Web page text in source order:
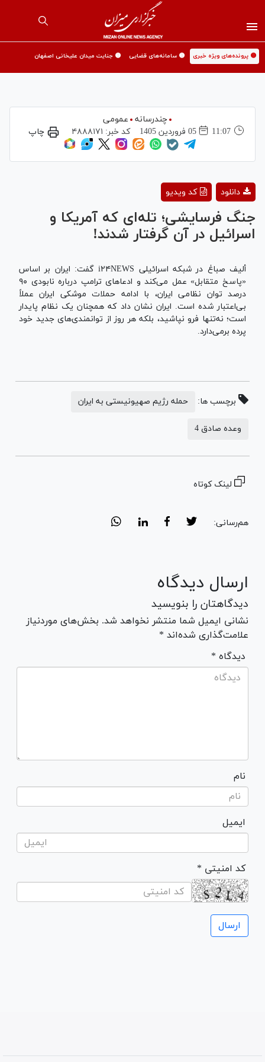
🟡 پرونده‌های ویژه خبری 🟡 سامانه‌های قضایی 🟡 جنایت میدان علیخانی اصفهان
چندرسانه
عمومی
11:07
05 فروردين 1405 کد خبر: ۴۸۸۸۱۷۱ چاپ
Video
کد ویدیو دانلود
جنگ فرسایشی؛ تله‌ای که آمریکا و
اسرائیل در آن گرفتار شدند!
ألیف صباغ در شبكه اسرائیلی i۲۴NEWS گفت: ایران بر اساس
«پاسخ متقابل» عمل می‌کند و ادعاهای ترامپ درباره نابودی ۹۰
درصد توان نظامی ایران، با ادامه حملات موشکی ایران عملاً
بی‌اعتبار شده است. ایران نشان داد که همچنان یک نظام پایدار
است؛ نه‌تنها فرو نپاشید، بلکه هر روز از توانمندی‌های جدید خود
پرده برمی‌دارد.
برچسب ها: حمله رژیم صهیونیستی به ایران
وعده صادق 4
لینک کوتاه
هم‌رسانی:
ارسال دیدگاه
دیدگاهتان را بنویسید
نشانی ایمیل شما منتشر نخواهد شد. بخش‌های موردنیاز
علامت‌گذاری شده‌اند *
* دیدگاه
نام
ایمیل
* کد امنیتی